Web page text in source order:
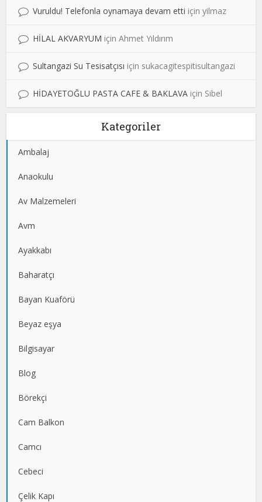
Vuruldu! Telefonla oynamaya devam etti içinyilmaz
HİLAL AKVARYUM içinAhmet Yıldırım
Sultangazi Su Tesisatçısı için sukacagitespitisultangazi
HİDAYETOĞLU PASTA CAFE & BAKLAVA için Sibel
Kategoriler
Ambalaj
Anaokulu
Av Malzemeleri
Avm
Ayakkabı
Baharatçı
Bayan Kuaförü
Beyaz eşya
Bilgisayar
Blog
Börekçi
Cam Balkon
Camcı
Cebeci
Çelik Kapı